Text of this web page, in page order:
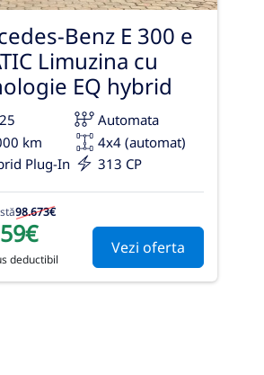
Benz E 300 e
Limuzina cu
EQ hybrid
Automata
km
4x4 (automat)
Plug-In
313 CP
98.673€
deductibil
Vezi oferta